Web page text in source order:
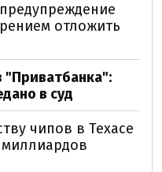
отложить
"Приватбанка":
в суд
чипов в Техасе
миллиардов